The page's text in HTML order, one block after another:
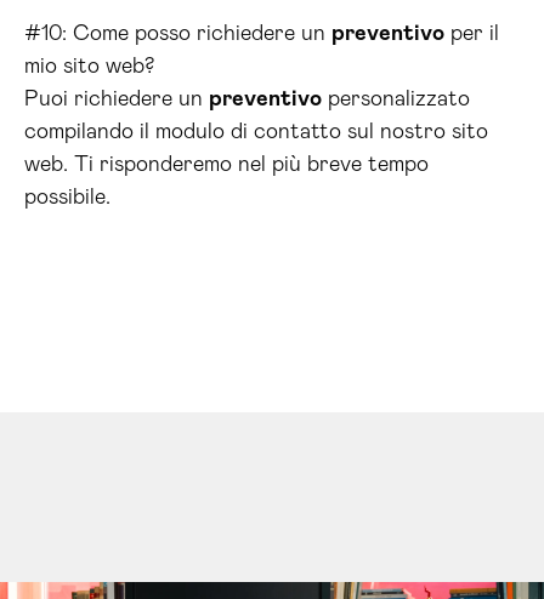
#10: Come posso richiedere un preventivo per il
mio sito web?
Puoi richiedere un preventivo personalizzato
compilando il modulo di contatto sul nostro sito
web. Ti risponderemo nel più breve tempo
possibile.